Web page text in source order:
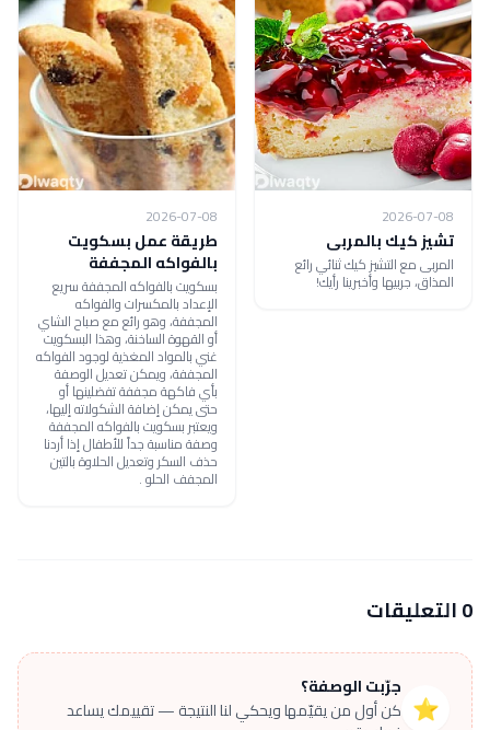
2026-07-08
تشيز كيك بالمربى
المربى مع التشيز كيك ثنائي رائع
المذاق، جربيها وأخبرينا رأيك!
2026-07-08
طريقة عمل بسكويت
بالفواكه المجففة
بسكويت بالفواكه المجففة سريع
الإعداد بالمكسرات والفواكه
المجففة، وهو رائع مع صباح الشاي
أو القهوة الساخنة، وهذا البسكويت
غني بالمواد المغذية لوجود الفواكه
المجففة، ويمكن تعديل الوصفة
بأي فاكهة مجففة تفضلينها أو
حتى يمكن إضافة الشكولاته إليها،
ويعتبر بسكويت بالفواكه المجففة
وصفة مناسبة جداً للأطفال إذا أردنا
حذف السكر وتعديل الحلاوة بالتين
المجفف الحلو .
0 التعليقات
⭐
جرّبت الوصفة؟
كن أول من يقيّمها ويحكي لنا النتيجة — تقييمك يساعد